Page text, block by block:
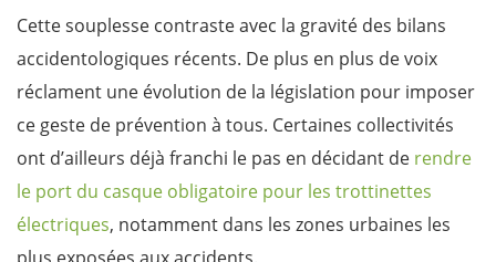
Cette souplesse contraste avec la gravité des bilans
accidentologiques récents. De plus en plus de voix
réclament une évolution de la législation pour imposer
ce geste de prévention à tous. Certaines collectivités
ont d’ailleurs déjà franchi le pas en décidant de rendre
le port du casque obligatoire pour les trottinettes
électriques, notamment dans les zones urbaines les